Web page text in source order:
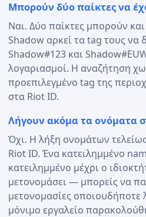
Μπορούν δύο παίκτες να
Ναι. Δύο παίκτες μπορούν
Shadow αρκεί τα tag τους να
Shadow#123 και
λογαριασμοί. Η αναζήτηση
προεπιλεγμένο tag της
στα Riot ID.
Λήγουν ακόμα τα ονόματα
Όχι. Η λήξη ονομάτων
Riot ID. Ένα κατειλημμένο
κατειλημμένο μέχρι ο
μετονομάσει — μπορείς να
μετονομασίες οποιουδήποτε
μόνιμο εργαλείο